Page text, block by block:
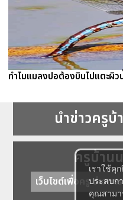
เราใช้คุ
ประสบก
คุณสามา
ทำไมแมลงปอต้องบินไปแตะผิว
นำข่าวครูบ้
ครูบ้าน
เว็บไซต์เพื่อครู ข่าวก